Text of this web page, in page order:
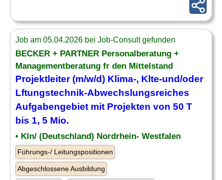
Job am 05.04.2026 bei Job-Consult gefunden
BECKER + PARTNER Personalberatung +
Managementberatung fr den Mittelstand
Projektleiter (m/w/d) Klima-, Klte-und/oder
Lftungstechnik-Abwechslungsreiches
Aufgabengebiet mit Projekten von 50 T
bis 1, 5 Mio.
• Kln/ (Deutschland) Nordrhein- Westfalen
Führungs-/ Leitungspositionen
Abgeschlossene Ausbildung